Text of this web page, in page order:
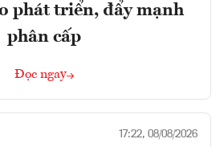
phát triển, đẩy mạnh
phân cấp
Đọc ngay
17:22, 08/08/2026